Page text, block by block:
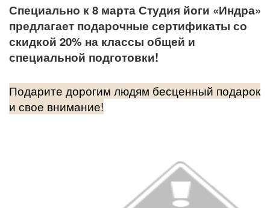
Специально к 8 марта Студия йоги «Индра»
предлагает подарочные сертификаты со
скидкой 20% на классы общей и
специальной подготовки!
Подарите дорогим людям бесценный подарок
и свое внимание!